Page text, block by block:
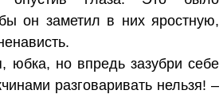
он заметил в них яростную,
но впредь зазубри себе
разговаривать нельзя! –